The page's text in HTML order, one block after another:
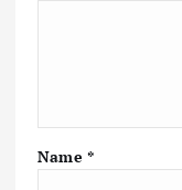
Name *